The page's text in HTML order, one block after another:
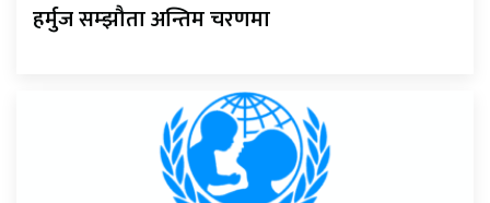
हर्मुज सम्झौता अन्तिम चरणमा